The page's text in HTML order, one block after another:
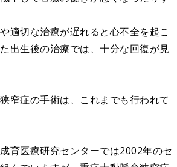
適切な治療が遅れると心不全を起こ
出生後の治療では、十分な回復が見
症の手術は、これまでも行われて
育医療研究センターでは2002年のセ